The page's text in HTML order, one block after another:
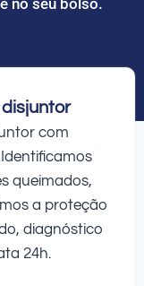
com
queimados,
a proteção
diagnóstico
24h.